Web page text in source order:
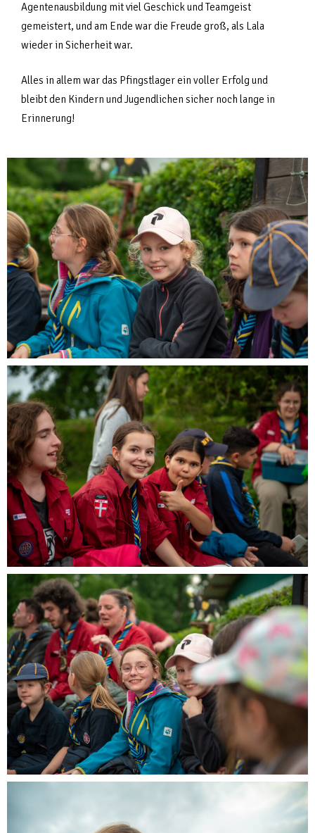
Agentenausbildung mit viel Geschick und Teamgeist
gemeistert, und am Ende war die Freude groß, als Lala
wieder in Sicherheit war.
Alles in allem war das Pfingstlager ein voller Erfolg und
bleibt den Kindern und Jugendlichen sicher noch lange in
Erinnerung!